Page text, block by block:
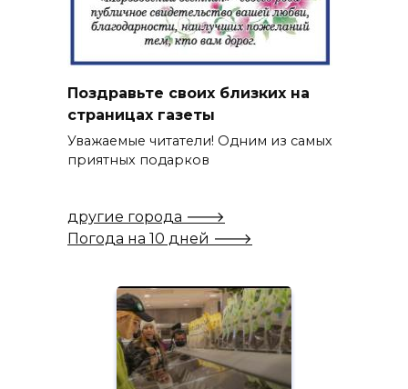
Поздравьте своих близких на
страницах газеты
Уважаемые читатели! Одним из самых
приятных подарков
другие города 🡒
Погода на 10 дней 🡒